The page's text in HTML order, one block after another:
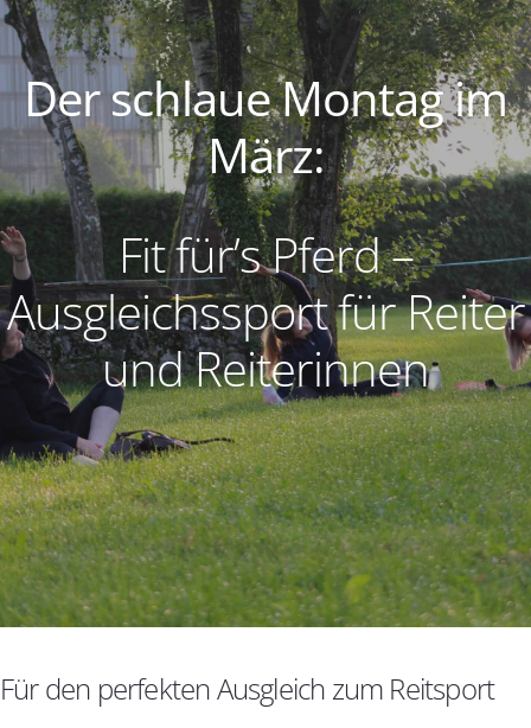
Der schlaue Montag im
März:
Fit für’s Pferd –
Ausgleichssport für Reiter
und Reiterinnen
Für den perfekten Ausgleich zum Reitsport